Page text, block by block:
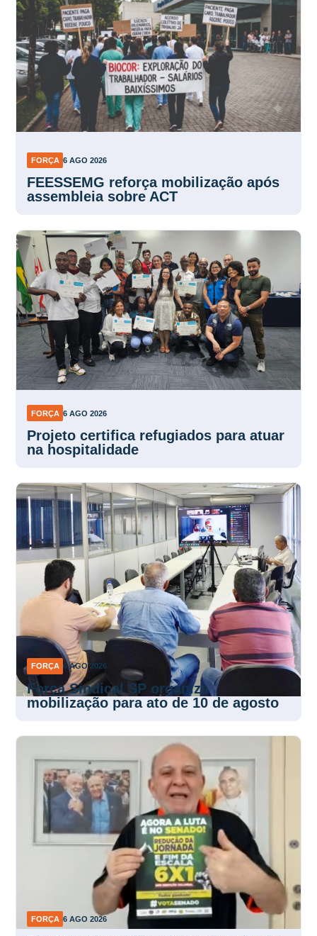
FORÇA 6 AGO 2026
FEESSEMG reforça mobilização após
assembleia sobre ACT
FORÇA 6 AGO 2026
Projeto certifica refugiados para atuar
na hospitalidade
FORÇA 6 AGO 2026
Força Sindical SP organiza
mobilização para ato de 10 de agosto
FORÇA 6 AGO 2026